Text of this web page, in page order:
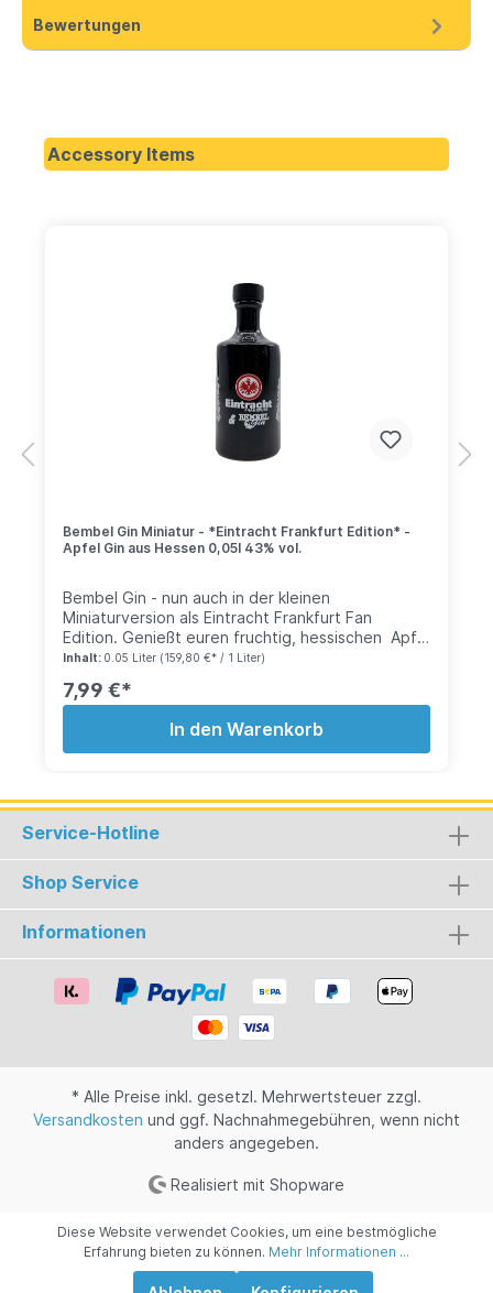
Bewertungen
Accessory Items
Bembel Gin Miniatur - *Eintracht Frankfurt Edition* -
Apfel Gin aus Hessen 0,05l 43% vol.
Bembel Gin - nun auch in der kleinen
Miniaturversion als Eintracht Frankfurt Fan
Edition. Genießt euren fruchtig, hessischen Apfel
Gin nun auch unterwegs. Zum verschenken, in
oder als kleines alkoholisches Osterei. Auch bei
authentizität gelegt und natürlich verwenden wir
nur Keramik in der Herstellung. Geschmack:
beim öffnen der Flasche aus und durchströmen
den Raum. Leichte Wacholdernoten auf der
Zunge beim probieren und frischer, grüner Apfel
im Abgang. Eine perfekte Komposition, welche
die spritzige Fruchtigkeit von hessischem
Apfelwein (Ebbelwoi) mit einem klassischen Gin
verbindet.
Inhalt: 0.05 Liter (159,80 €* / 1 Liter)
7,99 €*
In den Warenkorb
Service-Hotline
Shop Service
Informationen
* Alle Preise inkl. gesetzl. Mehrwertsteuer zzgl.
Versandkosten und ggf. Nachnahmegebühren, wenn nicht
anders angegeben.
Realisiert mit Shopware
Diese Website verwendet Cookies, um eine bestmögliche
Erfahrung bieten zu können. Mehr Informationen ...